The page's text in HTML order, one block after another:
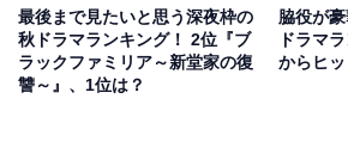
ドボイルドを行き来する二重生活を
原作は、むとうひろしさんの人気漫
最後まで見たいと思う深夜枠の
秋ドラマランキング！ 2位『ブ
ラックファミリア～新堂家の復
讐～』、1位は？
脇役が
ドラマ
からヒ